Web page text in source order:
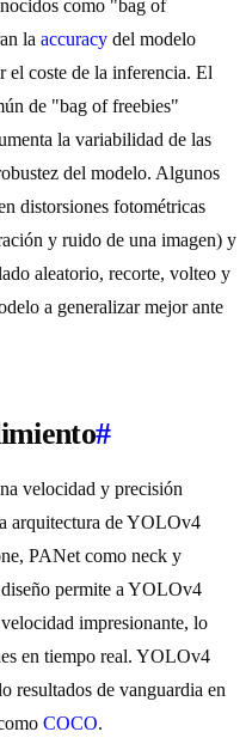
como "bag of
la accuracy del modelo
el coste de la inferencia. El
de "bag of freebies"
la variabilidad de las
del modelo. Algunos
distorsiones fotométricas
y ruido de una imagen) y
aleatorio, recorte, volteo y
a generalizar mejor ante
#
velocidad y precisión
arquitectura de YOLOv4
PANet como neck y
diseño permite a YOLOv4
impresionante, lo
en tiempo real. YOLOv4
resultados de vanguardia en
COCO.